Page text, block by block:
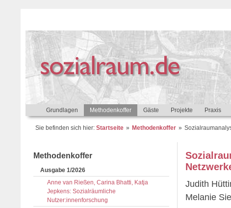
Grundlagen Methodenkoffer Gäste Projekte Praxis
Sie befinden sich hier: Startseite Methodenkoffer
Judith
Melanie
Methodenkoffer
Ausgabe 1/2026
Anne van Rießen, Carina Bhatti, Katja
Jepkens: Sozialräumliche
Nutzer:innenforschung